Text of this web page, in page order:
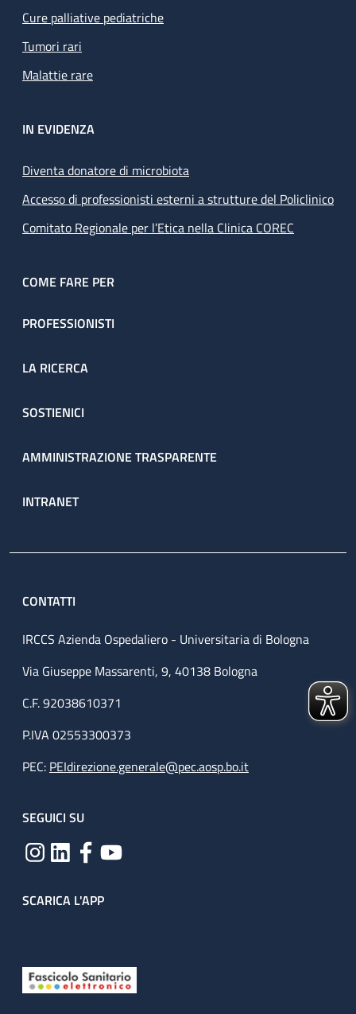
Cure palliative pediatriche
Tumori rari
Malattie rare
IN EVIDENZA
Diventa donatore di microbiota
Accesso di professionisti esterni a strutture del Policlinico
Comitato Regionale per l’Etica nella Clinica COREC
COME FARE PER
PROFESSIONISTI
LA RICERCA
SOSTIENICI
AMMINISTRAZIONE TRASPARENTE
INTRANET
CONTATTI
IRCCS Azienda Ospedaliero - Universitaria di Bologna
Via Giuseppe Massarenti, 9, 40138 Bologna
C.F. 92038610371
P.IVA 02553300373
PEC: PEIdirezione.generale@pec.aosp.bo.it
SEGUICI SU
SCARICA L'APP